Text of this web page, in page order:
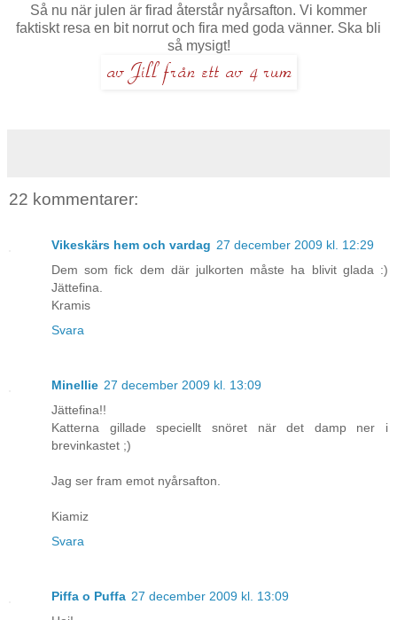
Så nu när julen är firad återstår nyårsafton. Vi kommer
faktiskt resa en bit norrut och fira med goda vänner. Ska bli
så mysigt!
22 kommentarer:
Vikeskärs hem och vardag 27 december 2009 kl. 12:29
Dem som fick dem där julkorten måste ha blivit glada :)
Jättefina.
Kramis
Svara
Minellie 27 december 2009 kl. 13:09
Jättefina!!
Katterna gillade speciellt snöret när det damp ner i
brevinkastet ;)
Jag ser fram emot nyårsafton.
Kiamiz
Svara
Piffa o Puffa 27 december 2009 kl. 13:09